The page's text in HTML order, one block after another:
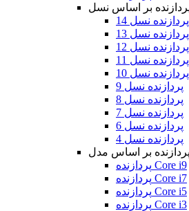
پردازنده نسل 14
پردازنده نسل 13
پردازنده نسل 12
پردازنده نسل 11
پردازنده نسل 10
پردازنده نسل 9
پردازنده نسل 8
پردازنده نسل 7
پردازنده نسل 6
پردازنده نسل 4
پردازنده Core i9
پردازنده Core i7
پردازنده Core i5
پردازنده Core i3